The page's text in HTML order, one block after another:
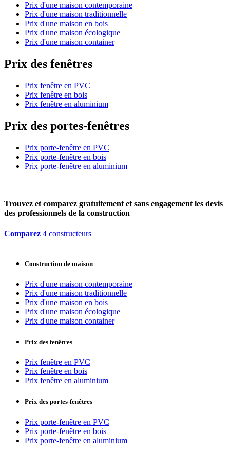
Prix d'une maison contemporaine
Prix d'une maison traditionnelle
Prix d'une maison en bois
Prix d'une maison écologique
Prix d'une maison container
Prix des fenêtres
Prix fenêtre en PVC
Prix fenêtre en bois
Prix fenêtre en aluminium
Prix des portes-fenêtres
Prix porte-fenêtre en PVC
Prix porte-fenêtre en bois
Prix porte-fenêtre en aluminium
Trouvez et comparez gratuitement et sans engagement les devis
des professionnels de la construction
Comparez 4 constructeurs
Construction de maison
Prix d'une maison contemporaine
Prix d'une maison traditionnelle
Prix d'une maison en bois
Prix d'une maison écologique
Prix d'une maison container
Prix des fenêtres
Prix fenêtre en PVC
Prix fenêtre en bois
Prix fenêtre en aluminium
Prix des portes-fenêtres
Prix porte-fenêtre en PVC
Prix porte-fenêtre en bois
Prix porte-fenêtre en aluminium